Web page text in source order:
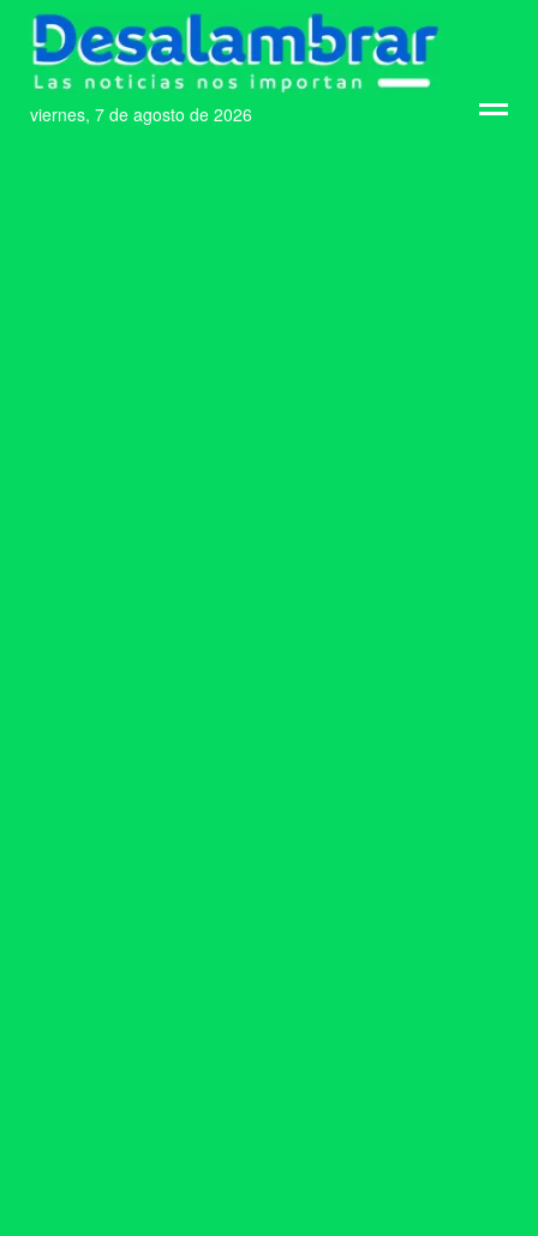
viernes, 7 de agosto de 2026